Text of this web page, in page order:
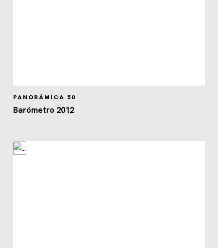
PANORÁMICA 50
Barómetro 2012